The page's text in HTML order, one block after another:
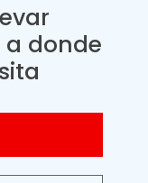
donde